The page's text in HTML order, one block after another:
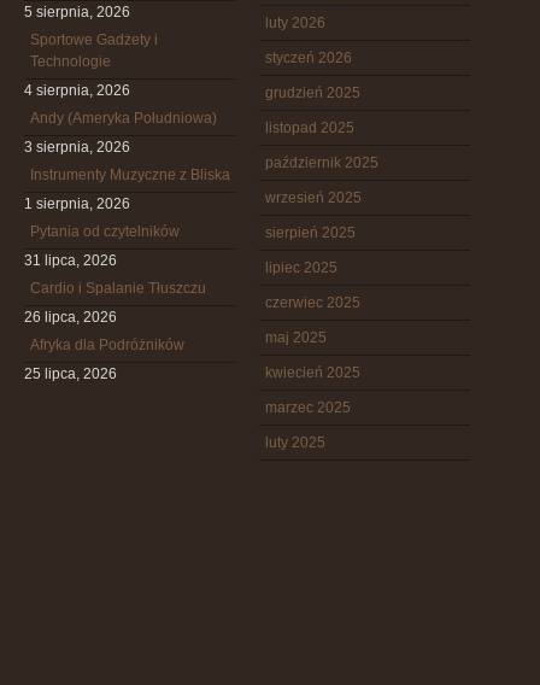
5 sierpnia, 2026
Sportowe Gadżety i
Technologie
4 sierpnia, 2026
Andy (Ameryka Południowa)
3 sierpnia, 2026
Instrumenty Muzyczne z Bliska
1 sierpnia, 2026
Pytania od czytelników
31 lipca, 2026
Cardio i Spalanie Tłuszczu
26 lipca, 2026
Afryka dla Podróżników
25 lipca, 2026
luty 2026
styczeń 2026
grudzień 2025
listopad 2025
październik 2025
wrzesień 2025
sierpień 2025
lipiec 2025
czerwiec 2025
maj 2025
kwiecień 2025
marzec 2025
luty 2025